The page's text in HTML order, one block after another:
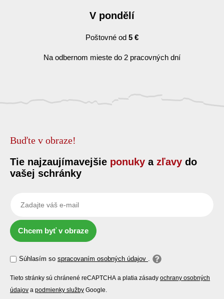
V pondělí
Poštovné od 5 €
Na odbernom mieste do 2 pracovných dní
Buďte v obraze!
Tie najzaujímavejšie ponuky a zľavy do
vašej schránky
Chcem byť v obraze
Súhlasím so spracovaním osobných údajov .
Tieto stránky sú chránené reCAPTCHA a platia zásady ochrany osobných
údajov a podmienky služby Google.